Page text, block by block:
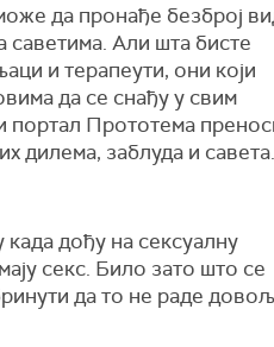
да пронађе безброј
саветима. Али шта бисте
и терапеути, они који
да се снађу у свим
портал Прототема
дилема, заблуда и савета.
када дођу на сексуалну
секс. Било зато што се
да то не раде